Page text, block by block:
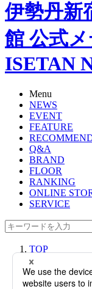
伊勢丹新
館 公式
ISETAN
Menu
NEWS
EVENT
FEATURE
Q&A
BRAND
FLOOR
RANKING
ONLINE
SERVICE
TOP
PHOTO
【特集】メン
案する世代別